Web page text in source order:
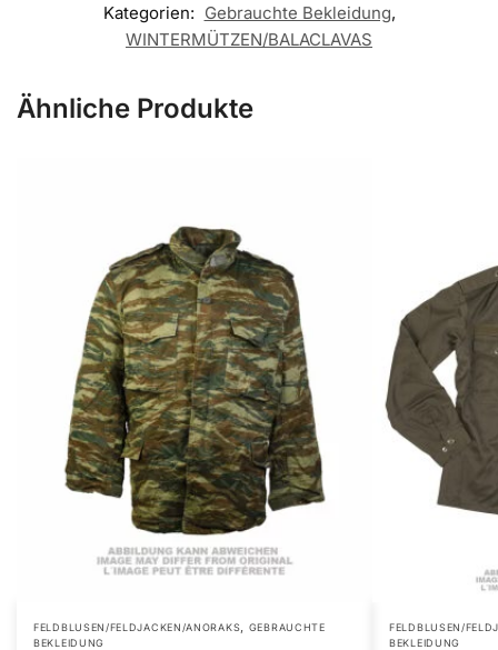
Kategorien: Gebrauchte Bekleidung,
WINTERMÜTZEN/BALACLAVAS
Ähnliche Produkte
FELDBLUSEN/FELDJACKEN/ANORAKS, GEBRAUCHTE
BEKLEIDUNG
FELDBLUSEN/
BEKLEIDUNG